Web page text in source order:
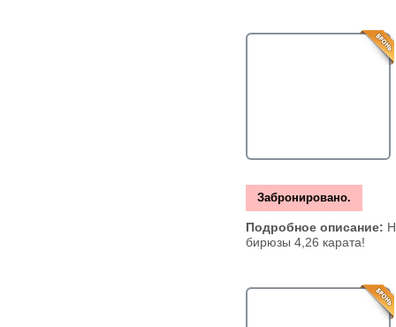
Забронировано.
Подробное описание:
бирюзы 4,26 карата!